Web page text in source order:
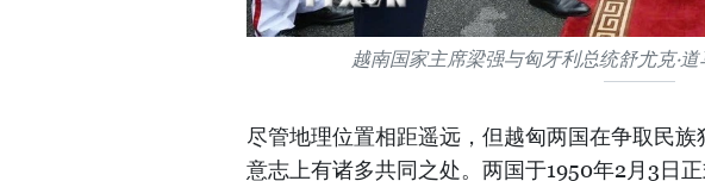
越南国家主席梁强与匈牙利总统舒尤克·
尽管地理位置相距遥远，但越匈两国在争取民
意志上有诸多共同之处。两国于1950年2月3日